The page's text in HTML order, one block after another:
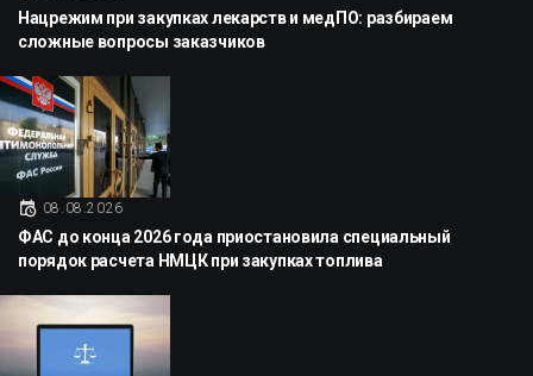
Нацрежим при закупках лекарств и медПО: разбираем
сложные вопросы заказчиков
08.08.2026
ФАС до конца 2026 года приостановила специальный
порядок расчета НМЦК при закупках топлива